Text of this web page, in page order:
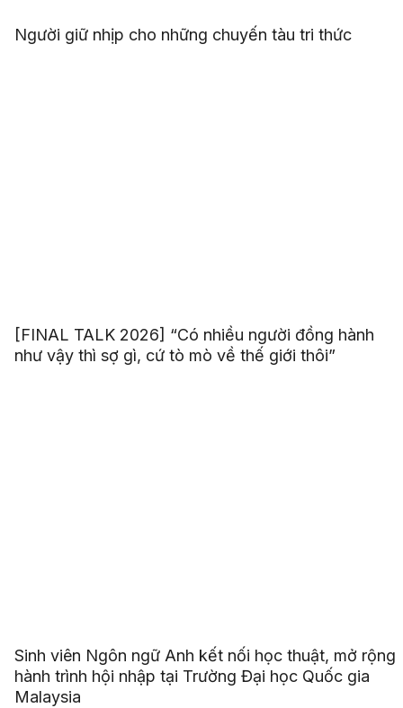
Người giữ nhịp cho những chuyến tàu tri thức
[FINAL TALK 2026] “Có nhiều người đồng hành
như vậy thì sợ gì, cứ tò mò về thế giới thôi”
Sinh viên Ngôn ngữ Anh kết nối học thuật, mở rộng
hành trình hội nhập tại Trường Đại học Quốc gia
Malaysia